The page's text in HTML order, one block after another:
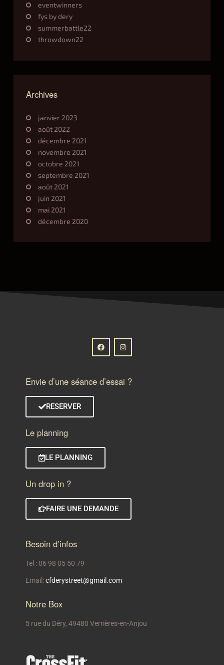
eventwinners
fys by dery
summerbattle22
throwdown22
Archives
janvier 2023
août 2022
décembre 2021
novembre 2021
octobre 2021
septembre 2021
août 2021
juin 2021
mai 2021
décembre 2020
Envie d’une séance d’essai ?
RESERVER
Le planning
LE PLANNING
Un drop in ?
FAIRE UNE DEMANDE
Besoin d’infos
Tel : 06 98 05 50 79
Email:cfderystreet@gmail.com
Notre Box
5 rue du Déry, 49480 Verrières-en-Anjou